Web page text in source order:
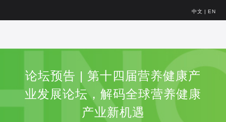
中文 | EN
论坛预告 | 第十四届营养健康产
业发展论坛，解码全球营养健康
产业新机遇